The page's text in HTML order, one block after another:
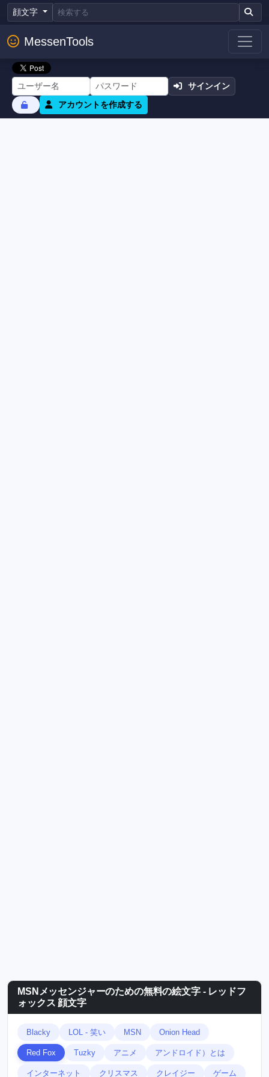
顔文字
MessenTools
サインイン
アカウントを作成する
MSNメッセンジャーのための無料の絵文字 - レッドフ
ォックス 顔文字
Blacky LOL - 笑い MSN Onion Head
Red Fox Tuzky アニメ アンドロイド）とは
インターネット クリスマス クレイジー ゲーム